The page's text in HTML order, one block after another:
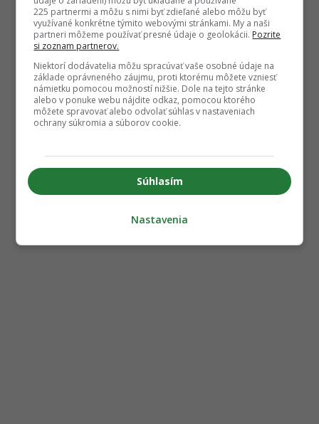
225 partnermi a môžu s nimi byť zdieľané alebo môžu byť
využívané konkrétne týmito webovými stránkami. My a naši
partneri môžeme používať presné údaje o geolokácii. Pozrite
si zoznam partnerov.
Niektorí dodávatelia môžu spracúvať vaše osobné údaje na
základe oprávneného záujmu, proti ktorému môžete vzniesť
námietku pomocou možností nižšie. Dole na tejto stránke
alebo v ponuke webu nájdite odkaz, pomocou ktorého
môžete spravovať alebo odvolať súhlas v nastaveniach
ochrany súkromia a súborov cookie.
Súhlasím
Nastavenia